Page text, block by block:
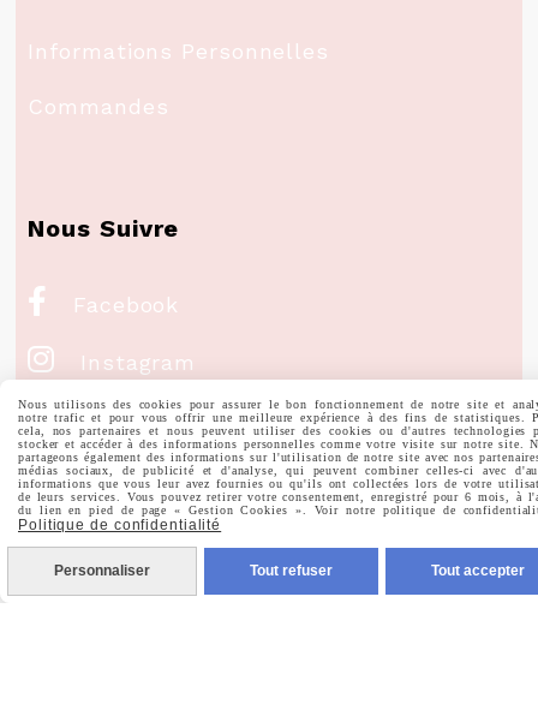
Informations Personnelles
Commandes
Nous Suivre
 Facebook
 Instagram
Pinterest
 Youtube
Votre Email
Nous utilisons des cookies pour assurer le bon fonctionnement de notre site et
notre trafic et pour vous offrir une meilleure expérience à des fins de statistiques.
cela, nos partenaires et nous peuvent utiliser des cookies ou d'autres technologies
stocker et accéder à des informations personnelles comme votre visite sur notre site.
partageons également des informations sur l'utilisation de notre site avec nos
médias sociaux, de publicité et d'analyse, qui peuvent combiner celles-ci avec
informations que vous leur avez fournies ou qu'ils ont collectées lors de votre
de leurs services. Vous pouvez retirer votre consentement, enregistré pour 6 mois, à
du lien en pied de page « Gestion Cookies ». Voir notre politique de
Politique de confidentialité
Personnaliser Tout refuser Tout accepter